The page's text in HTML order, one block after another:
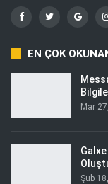
EN ÇOK
Mar
Şub